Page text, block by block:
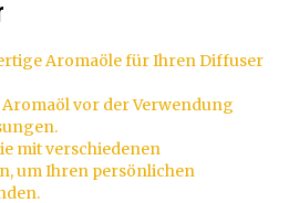
Aromaöle für Ihren Diffuser
Aromaöl vor der Verwendung
mit verschiedenen
um Ihren persönlichen